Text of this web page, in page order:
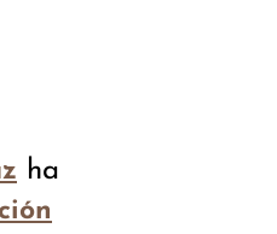
ha